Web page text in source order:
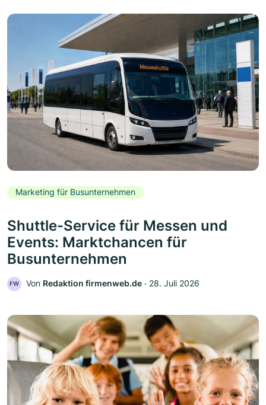
Marketing für Busunternehmen
Shuttle-Service für Messen und
Events: Marktchancen für
Busunternehmen
FW Von Redaktion firmenweb.de ‧ 28. Juli 2026